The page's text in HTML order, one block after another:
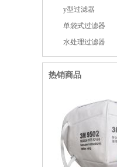
y型过滤器
单袋式过滤器
水处理过滤器
热销商品